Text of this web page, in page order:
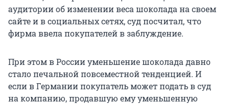
аудитории об изменении веса шоколада на своем
сайте и в социальных сетях, суд посчитал, что
фирма ввела покупателей в заблуждение.
При этом в России уменьшение шоколада давно
стало печальной повсеместной тенденцией. И
если в Германии покупатель может подать в суд
на компанию, продавшую ему уменьшенную